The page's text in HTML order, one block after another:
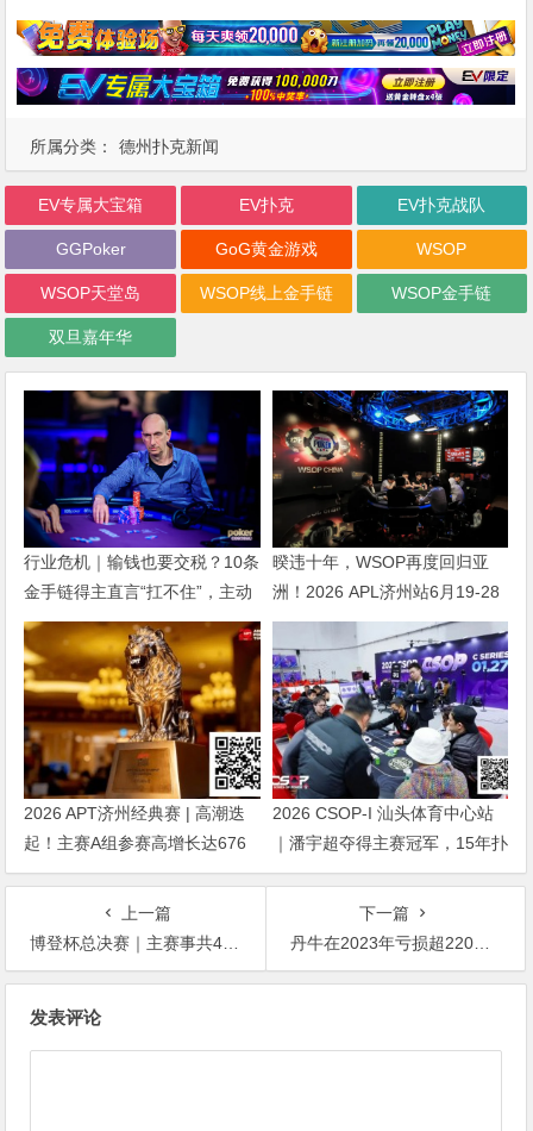
所属分类： 德州扑克新闻
EV专属大宝箱 EV扑克 EV扑克战队
GGPoker GoG黄金游戏 WSOP
WSOP天堂岛 WSOP线上金手链 WSOP金手链
双旦嘉年华
行业危机｜输钱也要交税？10条
金手链得主直言“扛不住”，主动
砍掉四分之三比赛
暌违十年，WSOP再度回归亚
洲！2026 APL济州站6月19-28
日盛大登场！
2026 APT济州经典赛 | 高潮迭
起！主赛A组参赛高增长达676
人次！中国选手 Tony Lin 逆袭
夺超级豪客赛冠军！
2026 CSOP-I 汕头体育中心站
｜潘宇超夺得主赛冠军，15年扑
克路，圆梦CSOP！
上一篇
博登杯总决赛｜主赛事共469人参赛107人晋级 卓国栋/周兆祥领跑D组/D组快速
下一篇
丹牛在2023年亏损超220万美元！2024年有新策略？
发表评论